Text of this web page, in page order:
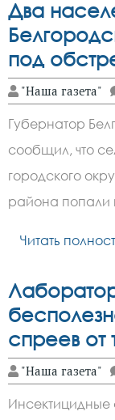
Два
под
"Наша газета"
Губернатор
сообщил, что
городского
района
Читать
спреев от
"Наша газета"